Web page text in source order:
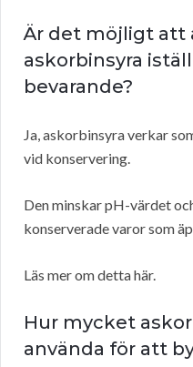
Är det möjligt att
askorbinsyra
bevarande?
Ja, askorbinsyra verkar
vid konservering.
Den minskar pH-värdet
konserverade varor som
Läs mer om detta här.
Hur mycket
använda för att